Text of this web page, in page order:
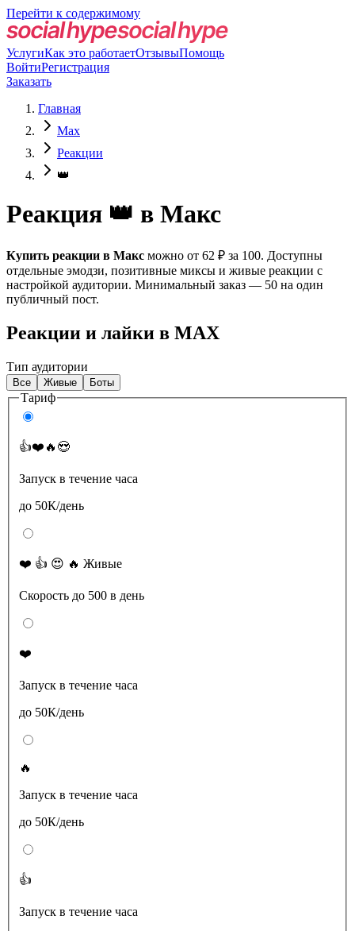
Перейти к содержимому
УслугиКак это работаетОтзывыПомощь
ВойтиРегистрация
Заказать
Главная
Max
Реакции
👑
Реакция 👑 в Макс
Купить реакции в Макс можно от 62 ₽ за 100. Доступны
отдельные эмодзи, позитивные миксы и живые реакции с
настройкой аудитории. Минимальный заказ — 50 на один
публичный пост.
Реакции и лайки в MAX
Тип аудитории
Все Живые Боты
Тариф
👍❤️🔥😍
Запуск в течение часа
до 50К/день
❤️ 👍 😍 🔥 Живые
Скорость до 500 в день
❤️
Запуск в течение часа
до 50К/день
🔥
Запуск в течение часа
до 50К/день
👍
Запуск в течение часа